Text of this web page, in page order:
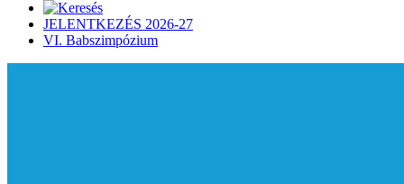
JELENTKEZÉS 2026-27
VI. Babszimpózium